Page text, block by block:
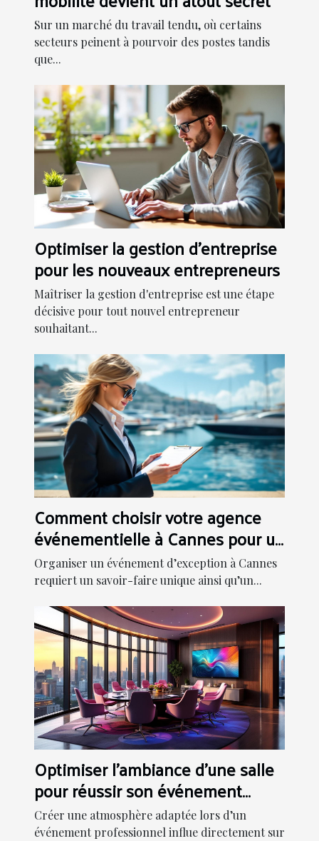
Sur un marché du travail tendu, où certains
secteurs peinent à pourvoir des postes tandis
que...
Optimiser la gestion d'entreprise
pour les nouveaux entrepreneurs
Maîtriser la gestion d'entreprise est une étape
décisive pour tout nouvel entrepreneur
souhaitant...
Comment choisir votre agence
événementielle à Cannes pour un
événement inoubliable
Organiser un événement d’exception à Cannes
requiert un savoir-faire unique ainsi qu’un...
Optimiser l'ambiance d'une salle
pour réussir son événement
professionnel
Créer une atmosphère adaptée lors d’un
événement professionnel influe directement sur